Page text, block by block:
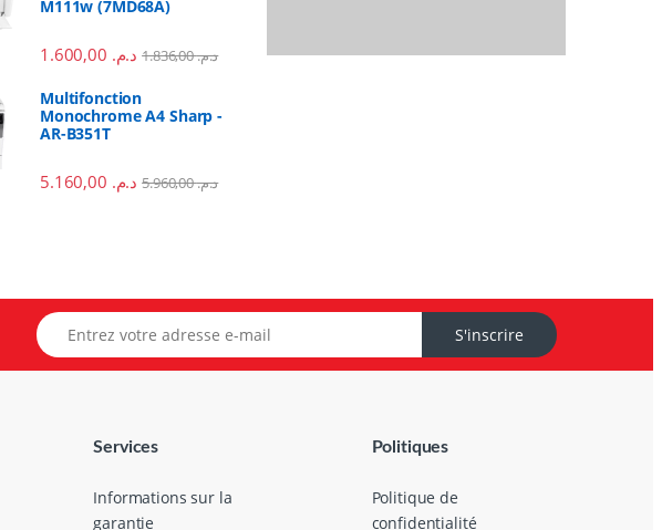
M111w (7MD68A)
د.م. د.م.1.836,00
Multifonction
Monochrome A4 Sharp -
AR-B351T
د.م. د.م.5.960,00
E
-
m
S'inscrire
Services
Informations sur la
garantie
Politiques
Politique de
confidentialité